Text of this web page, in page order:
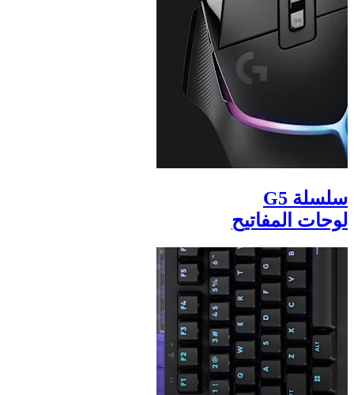
سلسلة G5
لوحات المفاتيح